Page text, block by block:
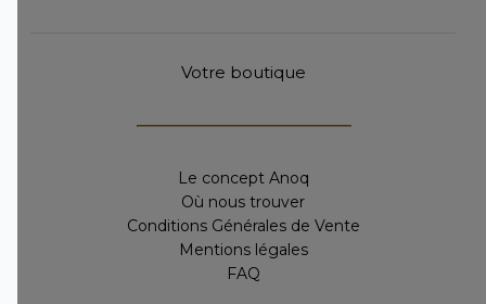
Votre boutique
Le concept Anoq
Où nous trouver
Conditions Générales de Vente
Mentions légales
FAQ